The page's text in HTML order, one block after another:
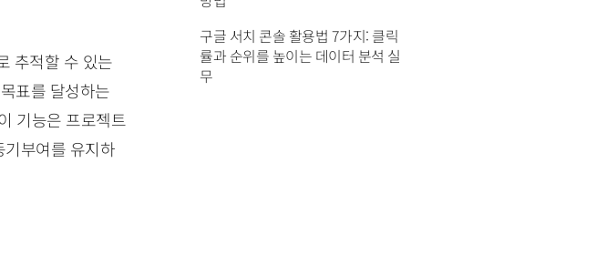
추적할 수 있는
표를 달성하는
기능은 프로젝트
부여를 유지하
구글 서치 콘솔 활용법 7가지: 클릭
률과 순위를 높이는 데이터 분석 실
무